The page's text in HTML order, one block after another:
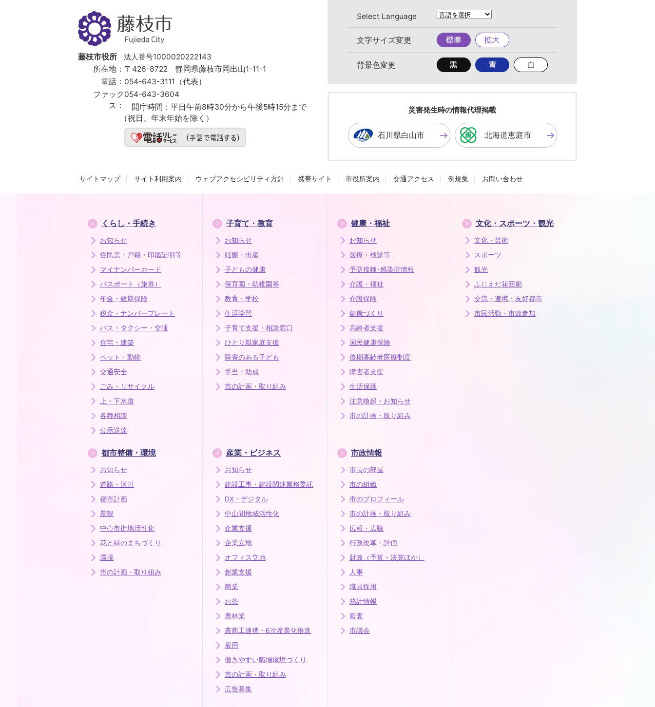
藤
枝
市
Fujieda
City
藤枝市役所
法人番号1000020222143
所在地： 〒426-8722 静岡県藤枝市岡出山1-11-1
電話： 054-643-3111（代表）
ファック
ス：
054-643-3604
開庁時間： 平日午前8時30分から午後5時15分まで
（祝日、年末年始を除く）
Select Language
文字サイズ変更
標
準
拡
大
背景色変更
背
景
色
す
る
背
景
色
る
背
景
る
災害発生時の情報代理掲載
石川県白山市 北海道恵庭市
サイトマップ サイト利用案内 ウェブアクセシビリティ方針 携帯サイト 市役所案内 交通アクセス 例規集 お問い合わせ
くらし・手続き
お知らせ
住民票・戸籍・印鑑証明等
マイナンバーカード
パスポート（旅券）
年金・健康保険
税金・ナンバープレート
バス・タクシー・交通
住宅・建築
ペット・動物
交通安全
ごみ・リサイクル
上・下水道
各種相談
公示送達
子育て・教育
お知らせ
妊娠・出産
子どもの健康
保育園・幼稚園等
教育・学校
生涯学習
子育て支援・相談窓口
ひとり親家庭支援
障害のある子ども
手当・助成
市の計画・取り組み
健康・福祉
お知らせ
医療・検診等
予防接種･感染症情報
介護・福祉
介護保険
健康づくり
高齢者支援
国民健康保険
後期高齢者医療制度
障害者支援
生活保護
注意喚起・お知らせ
市の計画・取り組み
文化・スポーツ・観光
文化・芸術
スポーツ
観光
ふじえだ花回廊
交流・連携・友好都市
市民活動・市政参加
都市整備・環境
お知らせ
道路・河川
都市計画
景観
中心市街地活性化
花と緑のまちづくり
環境
市の計画・取り組み
産業・ビジネス
お知らせ
建設工事・建設関連業務委託
DX・デジタル
中山間地域活性化
企業支援
企業立地
オフィス立地
創業支援
商業
お茶
農林業
農商工連携・6次産業化推進
雇用
働きやすい職場環境づくり
市の計画・取り組み
広告募集
市政情報
市長の部屋
市の組織
市のプロフィール
市の計画・取り組み
広報・広聴
行政改革・評価
財政（予算・決算ほか）
人事
職員採用
統計情報
監査
市議会